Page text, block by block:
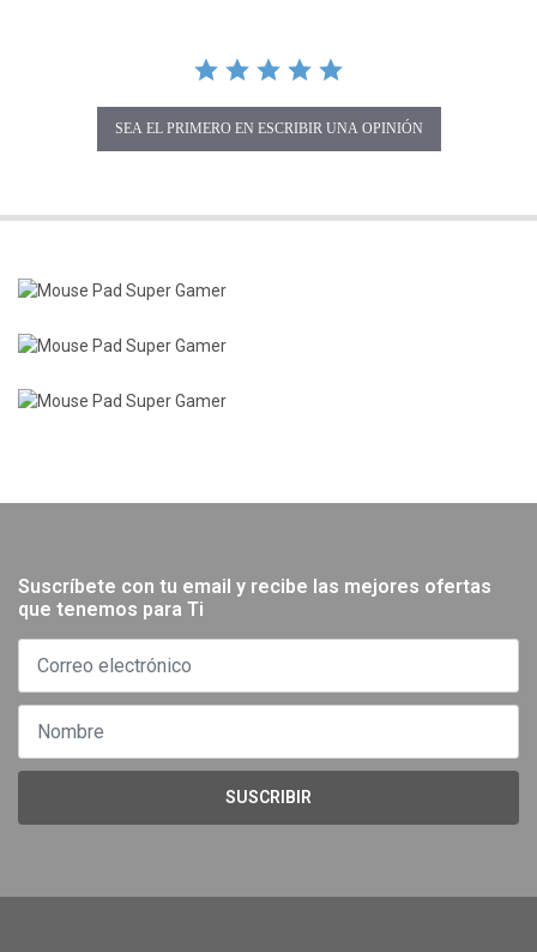
SEA EL PRIMERO EN ESCRIBIR UNA OPINIÓN
Suscríbete con tu email y recibe las mejores ofertas
que tenemos para Ti
SUSCRIBIR